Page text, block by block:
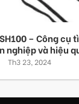
– Công cụ
nghiệp và hiệu
Th3 23, 2024